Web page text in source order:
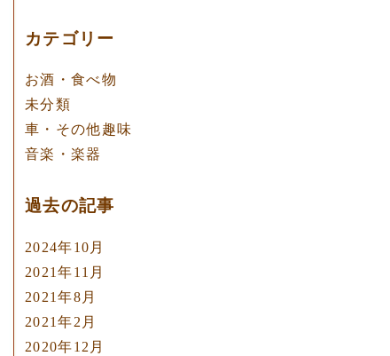
カテゴリー
お酒・食べ物
未分類
車・その他趣味
音楽・楽器
過去の記事
2024年10月
2021年11月
2021年8月
2021年2月
2020年12月